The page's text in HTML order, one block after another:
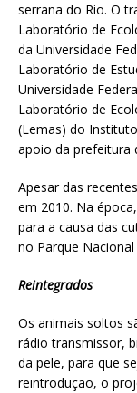
serrana do Rio. O
Laboratório de
da Universidade
Laboratório de
Universidade
Laboratório de
(Lemas) do
apoio da prefeitura
Apesar das
em 2010. Na
para a causa das
no Parque Nacional
Reintegrados
Os animais soltos
rádio transmissor,
da pele, para que
reintrodução, o